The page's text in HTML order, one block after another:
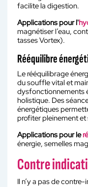
facilite la digestion.
Applications pour l'
magnétiser l’eau,
tasses Vortex).
Rééquilibre
Le rééquilibrage
du souffle vital et
dysfonctionnements
holistique. Des
énergétiques
profiter pleinement et
Applications pour le
énergie, semelles
Contre
Il n’y a pas de